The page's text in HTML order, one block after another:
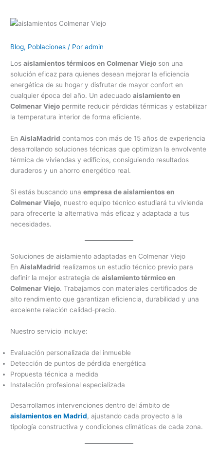
Blog, Poblaciones / Poradmin
Losaislamientos térmicos en Colmenar Viejo son una
solución eficaz para quienes desean mejorar la eficiencia
energética de su hogar y disfrutar de mayor confort en
cualquier época del año. Un adecuadoaislamiento en
Colmenar Viejo permite reducir pérdidas térmicas y estabilizar
la temperatura interior de forma eficiente.
EnAislaMadrid contamos con más de 15 años de experiencia
desarrollando soluciones técnicas que optimizan la envolvente
térmica de viviendas y edificios, consiguiendo resultados
duraderos y un ahorro energético real.
Si estás buscando unaempresa de aislamientos en
Colmenar Viejo, nuestro equipo técnico estudiará tu vivienda
para ofrecerte la alternativa más eficaz y adaptada a tus
necesidades.
Soluciones de aislamiento adaptadas en Colmenar Viejo
En AislaMadrid realizamos un estudio técnico previo para
definir la mejor estrategia deaislamiento térmico en
Colmenar Viejo. Trabajamos con materiales certificados de
alto rendimiento que garantizan eficiencia, durabilidad y una
excelente relación calidad-precio.
Nuestro servicio incluye:
Evaluación personalizada del inmueble
Detección de puntos de pérdida energética
Propuesta técnica a medida
Instalación profesional especializada
Desarrollamos intervenciones dentro del ámbito de
aislamientos en Madrid, ajustando cada proyecto a la
tipología constructiva y condiciones climáticas de cada zona.